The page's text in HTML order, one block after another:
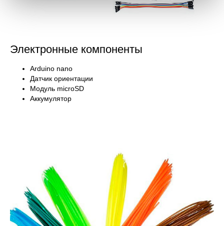
Электронные компоненты
Arduino nano
Датчик ориентации
Модуль microSD
Аккумулятор